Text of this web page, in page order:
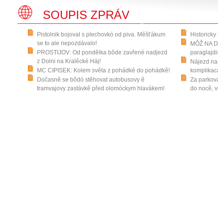
SOUPIS ZPRÁV
Pistolnik bojoval s plechovkó od piva. Měšťákum
se to ale nepozdávalo!
PROSTIJOV: Od pondělka bôde zavřené nadjezd
z Dolni na Kralêcké Háj!
MC CIPISEK: Kolem světa z pohádkê do pohádkê!
Dočasně se bôdó stěhovat autobusovy ê
tramvajovy zastávkê před olomóckym hlavákem!
MÔŽ NA
Nájezd
Za
do nocê,